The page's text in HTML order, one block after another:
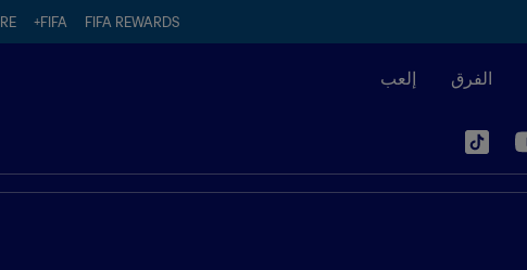
FIFA REWARDS
FIFA+
الفرق إلعب